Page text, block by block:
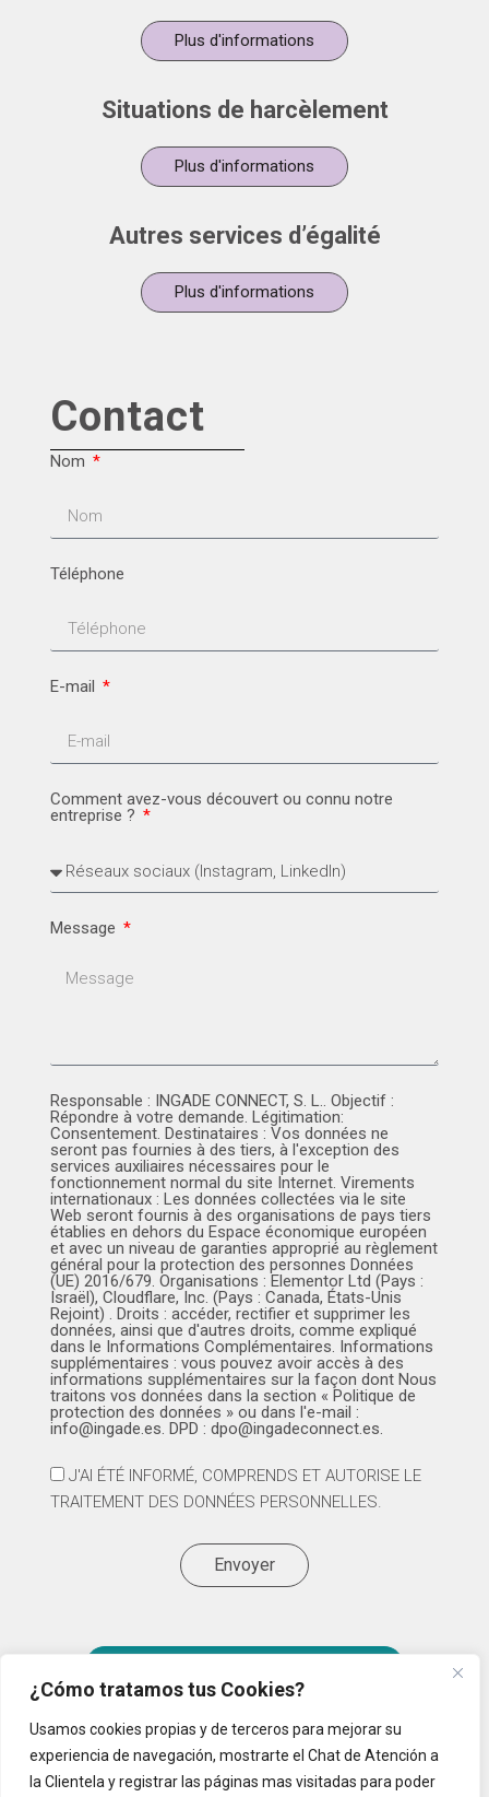
¿Cómo tratamos tus Cookies?
Usamos cookies propias y de terceros para mejorar su
experiencia de navegación, mostrarte el Chat de Atención a
la Clientela y registrar las páginas mas visitadas para poder
Plus d'informations
Situations de harcèlement
Plus d'informations
Autres services d’égalité
Plus d'informations
Contact
Nom
Téléphone
E-mail
Comment avez-vous découvert ou connu notre
entreprise ?
Message
Responsable : INGADE CONNECT, S. L.. Objectif :
Répondre à votre demande. Légitimation:
Consentement. Destinataires : Vos données ne
seront pas fournies à des tiers, à l'exception des
services auxiliaires nécessaires pour le
fonctionnement normal du site Internet. Virements
internationaux : Les données collectées via le site
Web seront fournis à des organisations de pays tiers
établies en dehors du Espace économique européen
et avec un niveau de garanties approprié au règlement
général pour la protection des personnes Données
(UE) 2016/679. Organisations : Elementor Ltd (Pays :
Israël), Cloudflare, Inc. (Pays : Canada, États-Unis
Rejoint) . Droits : accéder, rectifier et supprimer les
données, ainsi que d'autres droits, comme expliqué
dans le Informations Complémentaires. Informations
supplémentaires : vous pouvez avoir accès à des
informations supplémentaires sur la façon dont Nous
traitons vos données dans la section « Politique de
protection des données » ou dans l'e-mail :
info@ingade.es. DPD : dpo@ingadeconnect.es.
J'AI ÉTÉ INFORMÉ, COMPRENDS ET AUTORISE LE
TRAITEMENT DES DONNÉES PERSONNELLES.
Envoyer